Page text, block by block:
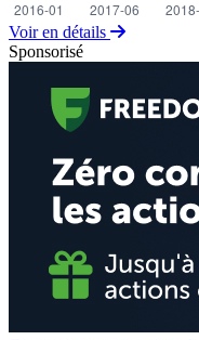
Voir en détails
Sponsorisé